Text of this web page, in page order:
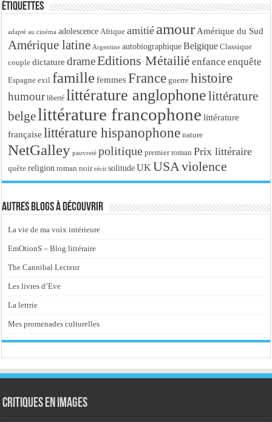
Étiquettes
adapté au cinéma adolescence Afrique amitié amour Amérique du Sud
Amérique latine Argentine autobiographique Belgique Classique
couple dictature drameEditions Métailié enfance enquête
Espagne exil famille femmes France guerre histoire
humour liberté littérature anglophonelittérature
belgelittérature francophone littérature
française littérature hispanophone nature
NetGalley pauvreté politique premier roman Prix littéraire
quête religion roman noir récit solitude UK USAviolence
Autres blogs à découvrir
La vie de ma voix intérieure
EmOtionS – Blog littéraire
The Cannibal Lecteur
Les livres d’Eve
La lettrie
Mes promenades culturelles
Critiques en images